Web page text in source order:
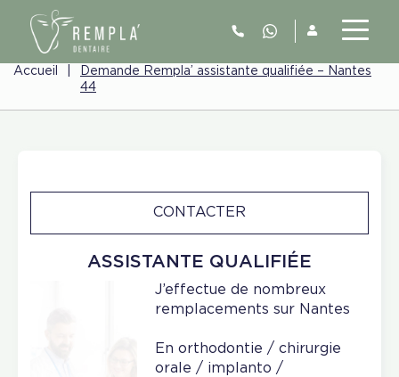
Accueil
Demande Rempla’ assistante qualifiée – Nantes
44
ASSISTANTE QUALIFIÉE
CONTACTER
J’effectue de nombreux
remplacements sur Nantes
En orthodontie / chirurgie
orale / implanto /